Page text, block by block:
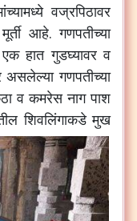
वज्रपिठावर
आहे. गणपतीच्या
एक हात गुडघ्यावर व
असलेल्या गणपतीच्या
व कमरेस नाग पाश
शिवलिंगाकडे मुख